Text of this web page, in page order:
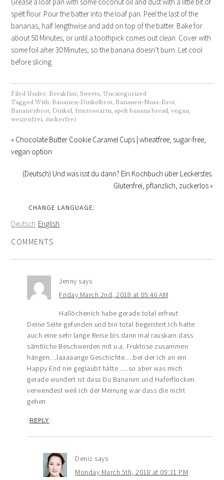
spelt flour. Pour the batter into the loaf pan. Peel the last of the
bananas, half lengthwise and add on top of the batter. Bake for
about 50 Minutes, or until a toothpick comes out clean. Cover with
some foil after 30 Minutes, so the banana doesn’t burn. Let cool
before slicing.
Filed Under: Breakfast ,Sweets Uncategorized
Tagged With: Bananen-Dinkelbrot Bananen-Nuss-Brot
Bananenbrot Dinkel ,fructosearm spelt banana bread ,vegan
weizenfrei zuckerfrei
« Chocolate Butter Cookie Caramel Cups | wheatfree, sugar-free,
vegan option
(Deutsch) Und was isst du dann? Ein Kochbuch über Leckerstes.
Glutenfrei, pflanzlich, zuckerlos »
CHANGE LANGUAGE:
Deutsch English
COMMENTS
Jenny says
Friday March 2nd, 2018 at 05:46 AM
Hallöchenich habe gerade total erfreut
Deine Seite gefunden und bin total begeistert.Ich hatte
auch eine sehr lange Reise bis dann mal rauskam dass
sämtliche Beschwerden mit u.a. Fruktose zusammen
hängen. ..laaaaange Geschichte….bei der ich an ein
Happy End nie geglaubt hätte ….so aber was mich
gerade wundert ist dass Du Bananen und Haferflocken
verwendest weil ich der Meinung war dass die nicht
gehen
REPLY
Deniz says
Monday March 5th, 2018 at 09:31 PM